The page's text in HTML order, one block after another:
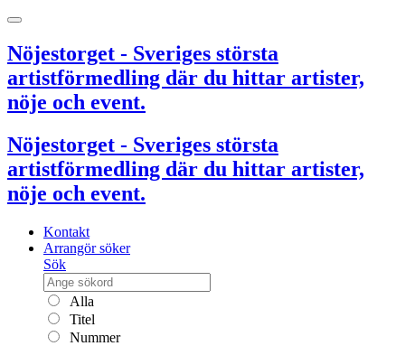
Nöjestorget - Sveriges största
artistförmedling där du hittar artister,
nöje och event.
Nöjestorget - Sveriges största
artistförmedling där du hittar artister,
nöje och event.
Kontakt
Arrangör söker
Sök
Alla
Titel
Nummer